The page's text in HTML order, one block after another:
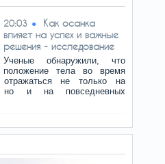
20:03
Как осанка
влияет на успех и важные
решения - исследование
Ученые обнаружили, что
положение тела во время
не только на
но и на повседневных
20:00
Рейс
в Тель-Авив задержан из-